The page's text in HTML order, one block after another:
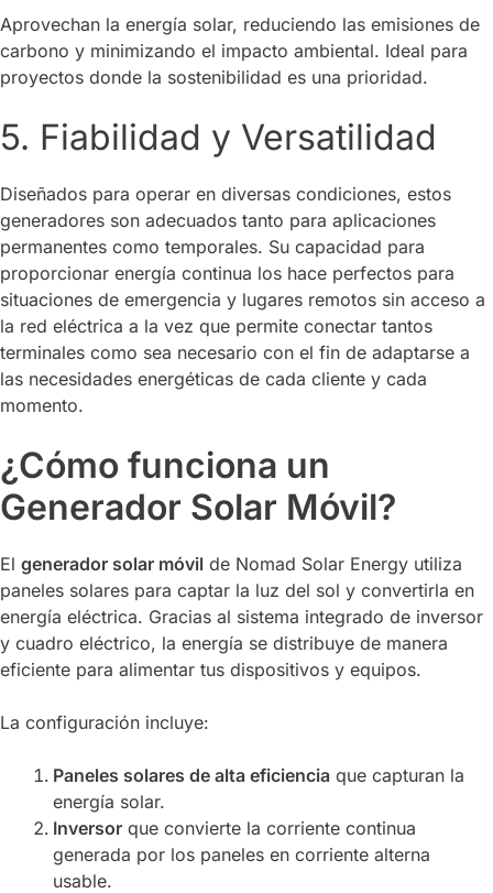
Aprovechan la energía solar, reduciendo las emisiones de
carbono y minimizando el impacto ambiental. Ideal para
proyectos donde la sostenibilidad es una prioridad.
5. Fiabilidad y Versatilidad
Diseñados para operar en diversas condiciones, estos
generadores son adecuados tanto para aplicaciones
permanentes como temporales. Su capacidad para
proporcionar energía continua los hace perfectos para
situaciones de emergencia y lugares remotos sin acceso a
la red eléctrica a la vez que permite conectar tantos
terminales como sea necesario con el fin de adaptarse a
las necesidades energéticas de cada cliente y cada
momento.
¿Cómo funciona un
Generador Solar Móvil?
El generador solar móvil de Nomad Solar Energy utiliza
paneles solares para captar la luz del sol y convertirla en
energía eléctrica. Gracias al sistema integrado de inversor
y cuadro eléctrico, la energía se distribuye de manera
eficiente para alimentar tus dispositivos y equipos.
La configuración incluye:
Paneles solares de alta eficiencia que capturan la
energía solar.
Inversor que convierte la corriente continua
generada por los paneles en corriente alterna
usable.